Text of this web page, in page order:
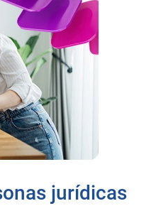
jurídicas